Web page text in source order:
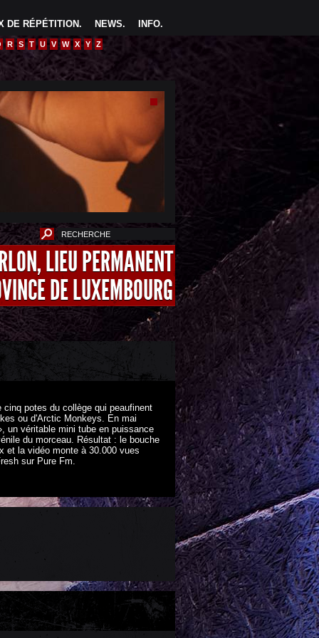
INFO.
NEWS.
DE RÉPÉTITION.
R S T U V W X Y Z
LIEU PERMANENT
DE LUXEMBOURG
potes du collège qui peaufinent
ou d'Arctic Monkeys. En mai
un véritable mini tube en puissance
du morceau. Résultat : le bouche
et la vidéo monte à 30.000 vues
sur Pure Fm.